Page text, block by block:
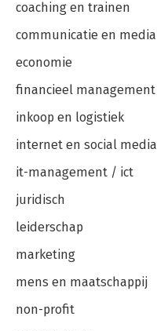
coaching en trainen
communicatie en media
economie
financieel management
inkoop en logistiek
internet en social media
it-management / ict
juridisch
leiderschap
marketing
mens en maatschappij
non-profit